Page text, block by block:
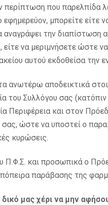
περίπτωση που παρελπίδα
εφημερεύον, μπορείτε είτε
αναγράψει την διαπίστωση
είτε να μεριμνήσετε ώστε
αυτού εκδοθείσα την
ανωτέρω αποδεικτικά
του Συλλόγου σας
Περιφέρεια και στον
ώστε να υποστεί ο
κυρώσεις.
Π.Φ.Σ. και προσωπικά ο
παράβασης της
δικό μας χέρι να μην